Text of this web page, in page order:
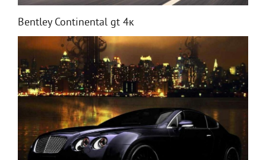
Bentley Continental gt 4к